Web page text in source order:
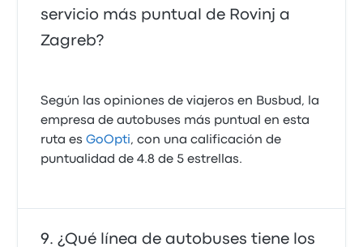
servicio más puntual de Rovinj a
Zagreb?
Según las opiniones de viajeros en Busbud, la
empresa de autobuses más puntual en esta
ruta esGoOpti, con una calificación de
puntualidad de 4.8 de 5 estrellas.
¿Qué línea de autobuses tiene los